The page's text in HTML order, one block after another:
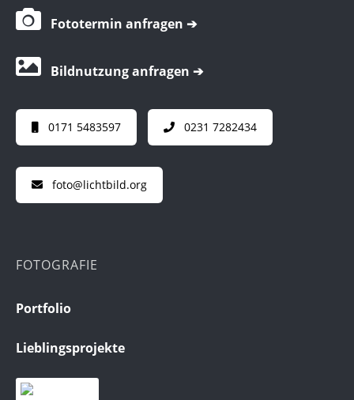
Fototermin anfragen ➔
Bildnutzung anfragen ➔
0171 5483597 0231 7282434
foto@lichtbild.org
FOTOGRAFIE
Portfolio
Lieblingsprojekte